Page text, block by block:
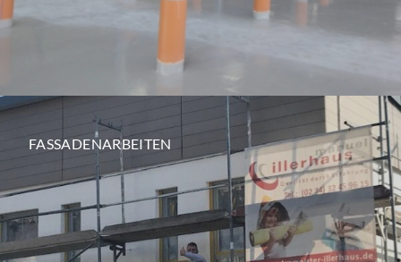
FASSADENARBEITEN